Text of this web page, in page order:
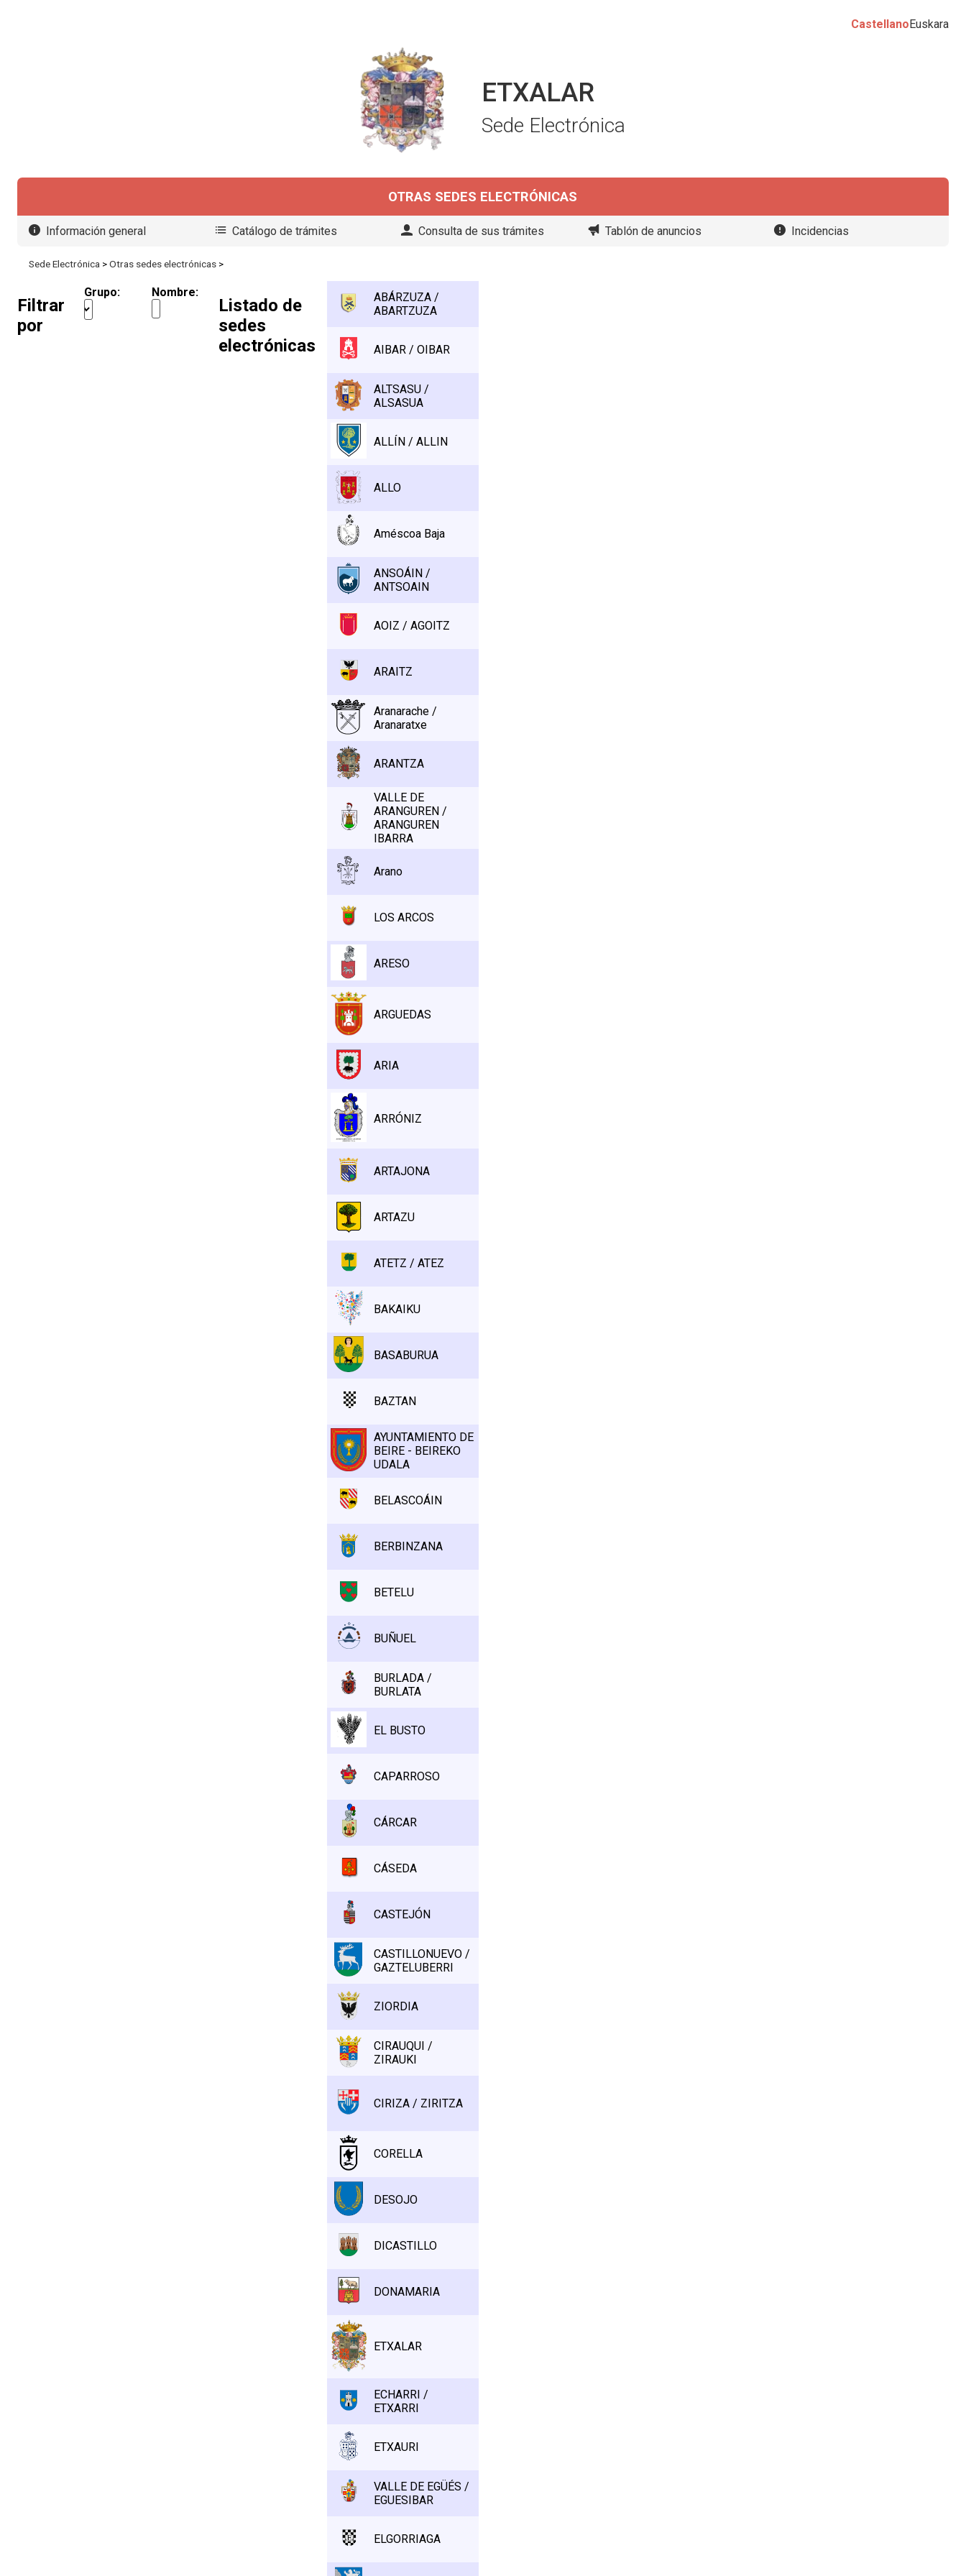
CastellanoEuskara
Sede Electrónica
ETXALAR
OTRAS SEDES ELECTRÓNICAS
Información general Catálogo de trámites Consulta de sus trámites Tablón de anuncios Incidencias
Sede Electrónica >Otras sedes electrónicas >
Filtrar
por
Grupo: Nombre:
Listado de
sedes
electrónicas
ABÁRZUZA /
ABARTZUZA
AIBAR / OIBAR
ALTSASU /
ALSASUA
ALLÍN / ALLIN
ALLO
Améscoa Baja
ANSOÁIN /
ANTSOAIN
AOIZ / AGOITZ
ARAITZ
Aranarache /
Aranaratxe
ARANTZA
VALLE DE
ARANGUREN /
ARANGUREN
IBARRA
Arano
LOS ARCOS
ARESO
ARGUEDAS
ARIA
ARRÓNIZ
ARTAJONA
ARTAZU
ATETZ / ATEZ
BAKAIKU
BASABURUA
BAZTAN
AYUNTAMIENTO DE
BEIRE - BEIREKO
UDALA
BELASCOÁIN
BERBINZANA
BETELU
BUÑUEL
BURLADA /
BURLATA
EL BUSTO
CAPARROSO
CÁRCAR
CÁSEDA
CASTEJÓN
CASTILLONUEVO /
GAZTELUBERRI
ZIORDIA
CIRAUQUI /
ZIRAUKI
CIRIZA / ZIRITZA
CORELLA
DESOJO
DICASTILLO
DONAMARIA
ETXALAR
ECHARRI /
ETXARRI
ETXAURI
VALLE DE EGÜÉS /
EGUESIBAR
ELGORRIAGA